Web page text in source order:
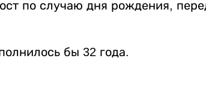
по случаю дня рождения,
бы 32 года.